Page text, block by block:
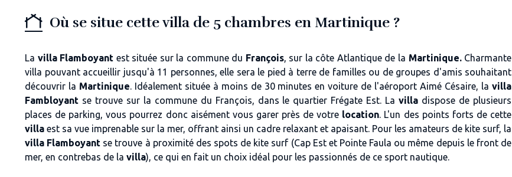
Où se situe cette villa de 5 chambres en Martinique ?
La villa Flamboyant est située sur la commune du François, sur la côte Atlantique de la Martinique.Charmante
villa pouvant accueillir jusqu'à 11 personnes, elle sera le pied à terre de familles ou de groupes d'amis souhaitant
découvrir la Martinique. Idéalement située à moins de 30 minutes en voiture de l'aéroport Aimé Césaire, lavilla
Fambloyant se trouve sur la commune du François, dans le quartier Frégate Est. Lavilla dispose de plusieurs
places de parking, vous pourrez donc aisément vous garer près de votre location. L'un des points forts de cette
villa est sa vue imprenable sur la mer, offrant ainsi un cadre relaxant et apaisant. Pour les amateurs de kite surf, la
villa Flamboyant se trouve à proximité des spots de kite surf (Cap Est et Pointe Faula ou même depuis le front de
mer, en contrebas de la villa), ce qui en fait un choix idéal pour les passionnés de ce sport nautique.